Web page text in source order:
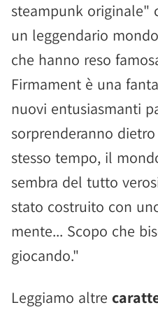
steampunk originale"
un leggendario
che hanno reso
Firmament è una
nuovi entusiasmanti
sorprenderanno
stesso tempo, il
sembra del tutto
stato costruito con
mente... Scopo che
giocando."
Leggiamo altre